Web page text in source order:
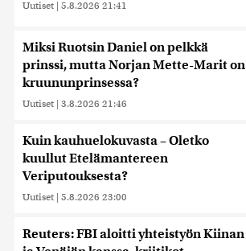
Uutiset | 5.8.2026 21:41
Miksi Ruotsin Daniel on pelkkä
prinssi, mutta Norjan Mette-Marit on
kruununprinsessa?
Uutiset | 3.8.2026 21:46
Kuin kauhuelokuvasta – Oletko
kuullut Etelämantereen
Veriputouksesta?
Uutiset | 5.8.2026 23:00
Reuters: FBI aloitti yhteistyön Kiinan